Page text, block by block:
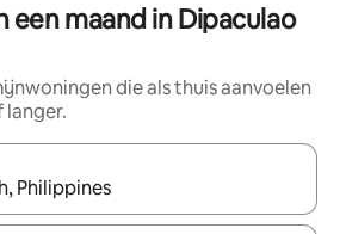
een maand in Dipaculao
die als thuis aanvoelen
langer.
beschikbaar zijn, maak je een keuze